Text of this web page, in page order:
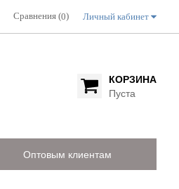
Сравнения (0) Личный кабинет
КОРЗИНА
Пуста
Оптовым клиентам